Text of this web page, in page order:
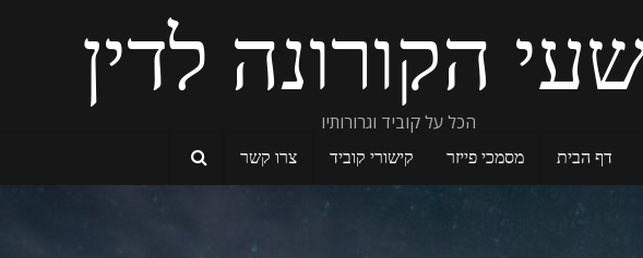
הקורונה לדין
הכל על קוביד וגרורותיו
דף הבית מסמכי פייזר קישורי קוביד צרו קשר